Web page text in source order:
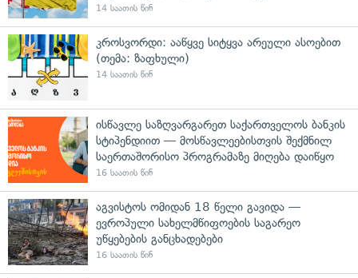
14 საათის წინ
კროსვორდი: ააწყვე სიტყვა არეული ასოებით
(თემა: ზაფხული)
14 საათის წინ
ისწავლე საზღვარგარეთ საქართველოს ბანკის
სტიპენდიით — მოსწავლეებისთვის შექმნილ
საერთაშორისო პროგრამაზე მიღება დაიწყო
16 საათის წინ
აგვისტოს ომიდან 18 წელი გავიდა —
ევროპული სახელმწიფოების საგარეო
უწყებების განცხადებები
16 საათის წინ